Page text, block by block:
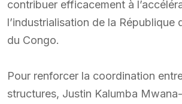
contribuer efficacement à
l’industrialisation de la République
du Congo.
Pour renforcer la coordination
structures, Justin Kalumba